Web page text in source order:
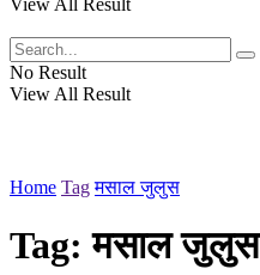
View All Result
No Result
View All Result
Home Tag मसाल जुलुस
Tag:मसाल जुलुस